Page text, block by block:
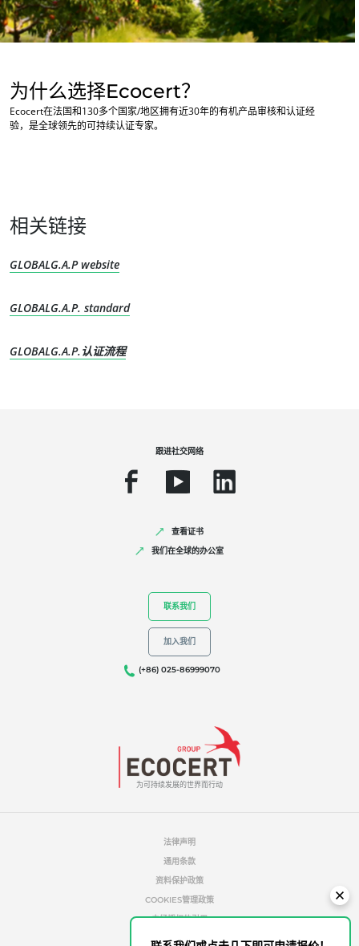
为什么选择Ecocert？
Ecocert在法国和130多个国家/地区拥有近30年的有机产品审核和认证经
验，是全球领先的可持续认证专家。
相关链接
GLOBALG.A.P website
GLOBALG.A.P. standard
GLOBALG.A.P.认证流程
为可持续发展的世界而行动
跟进社交网络
查看证书
我们在全球的办公室
联系我们
加入我们
(+86) 025-86999070
法律声明
通用条款
资料保护政策
COOKIES管理政策
未经授权的引用
道德与警报